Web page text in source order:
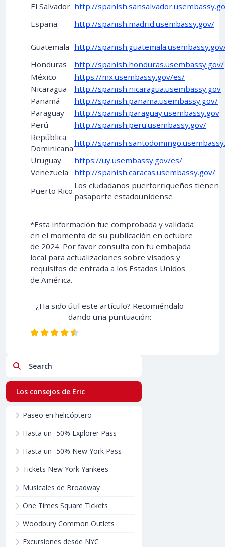
El Salvador http://
España
http://spanish.madrid.usembassy.gov/
Guatemala http://
Honduras
http://spanish.honduras.usembassy.gov/
México
https://mx.usembassy.gov/es/
Nicaragua
http://spanish.nicaragua.usembassy.gov
Panamá
http://spanish.panama.usembassy.gov/
Paraguay
http://spanish.paraguay.usembassy.gov
Perú
http://spanish.peru.usembassy.gov/
República
Dominicana
http://
Uruguay
https://uy.usembassy.gov/es/
Venezuela
http://spanish.caracas.usembassy.gov/
Puerto Rico
Los ciudadanos puertorriqueños tienen
pasaporte estadounidense
*Esta información fue comprobada y validada
en el momento de su publicación en octubre
de 2024. Por favor consulta con tu embajada
local para actualizaciones sobre visados y
requisitos de entrada a los Estados Unidos
de América.
¿Ha sido útil este artículo? Recomiéndalo
dando una puntuación:
Search
Los consejos de Eric
Paseo en helicóptero
Hasta un -50% Explorer Pass
Hasta un -50% New York Pass
Tickets New York Yankees
Musicales de Broadway
One Times Square Tickets
Woodbury Common Outlets
Excursiones desde NYC